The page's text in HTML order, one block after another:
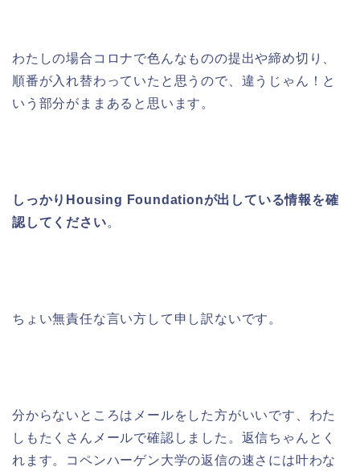
わたしの場合コロナで色んなものの提出や締め切り、
順番が入れ替わっていたと思うので、違うじゃん！と
いう部分がままあると思います。
しっかりHousing Foundationが出している情報を確
認してください。
ちょい無責任な言い方して申し訳ないです。
分からないところはメールをした方がいいです、わた
しもたくさんメールで確認しました。返信ちゃんとく
れます。コペンハーゲン大学の返信の速さには叶わな